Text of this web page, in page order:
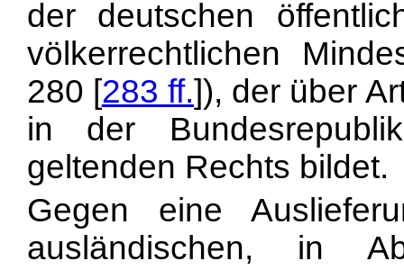
der deutschen
völkerrechtlichen
280 [283 ff.]), der über
in der
geltenden Rechts bildet.
Gegen eine
ausländischen, in